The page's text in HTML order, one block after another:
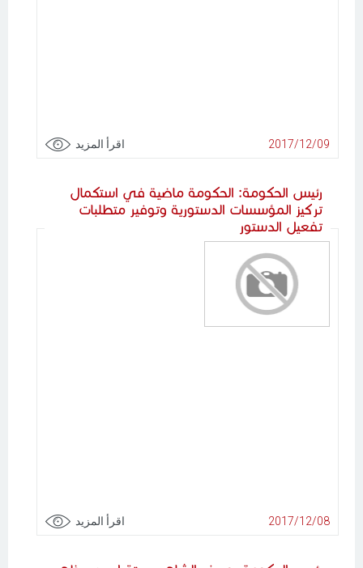
2017/12/09 اقرأ المزيد
رئيس الحكومة: الحكومة ماضية في استكمال
تركيز المؤسسات الدستورية وتوفير متطلبات
تفعيل الدستور
2017/12/08 اقرأ المزيد